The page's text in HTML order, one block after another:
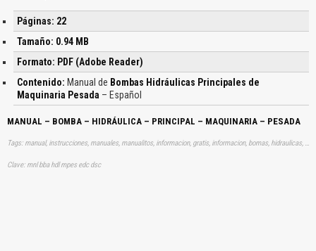
Páginas: 22
Tamaño: 0.94 MB
Formato: PDF (Adobe Reader)
Contenido: Manual de Bombas Hidráulicas Principales de
Maquinaria Pesada – Español
MANUAL – BOMBA – HIDRÁULICA – PRINCIPAL – MAQUINARIA – PESADA
Tags: manual, instrucciones, manuales, manualitos, informacion, gratis, informacion, bomas, hidraulicas, hidraulicos, aprender, descargas
Clave: mnl bba hdl mpes edc dsc